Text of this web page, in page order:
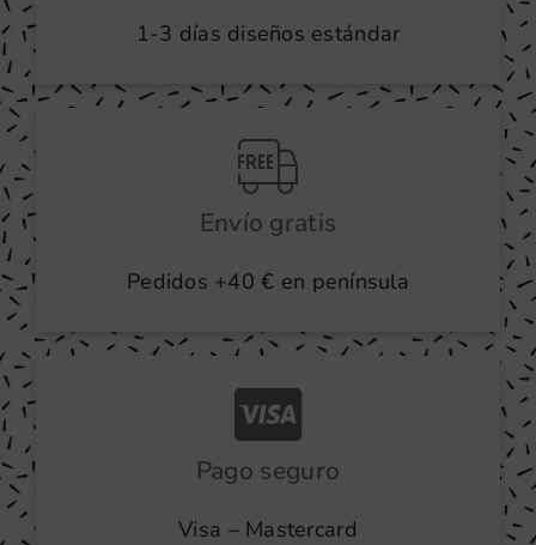
1-3 días diseños estándar
Envío gratis
Pedidos +40 € en península
Pago seguro
Visa – Mastercard